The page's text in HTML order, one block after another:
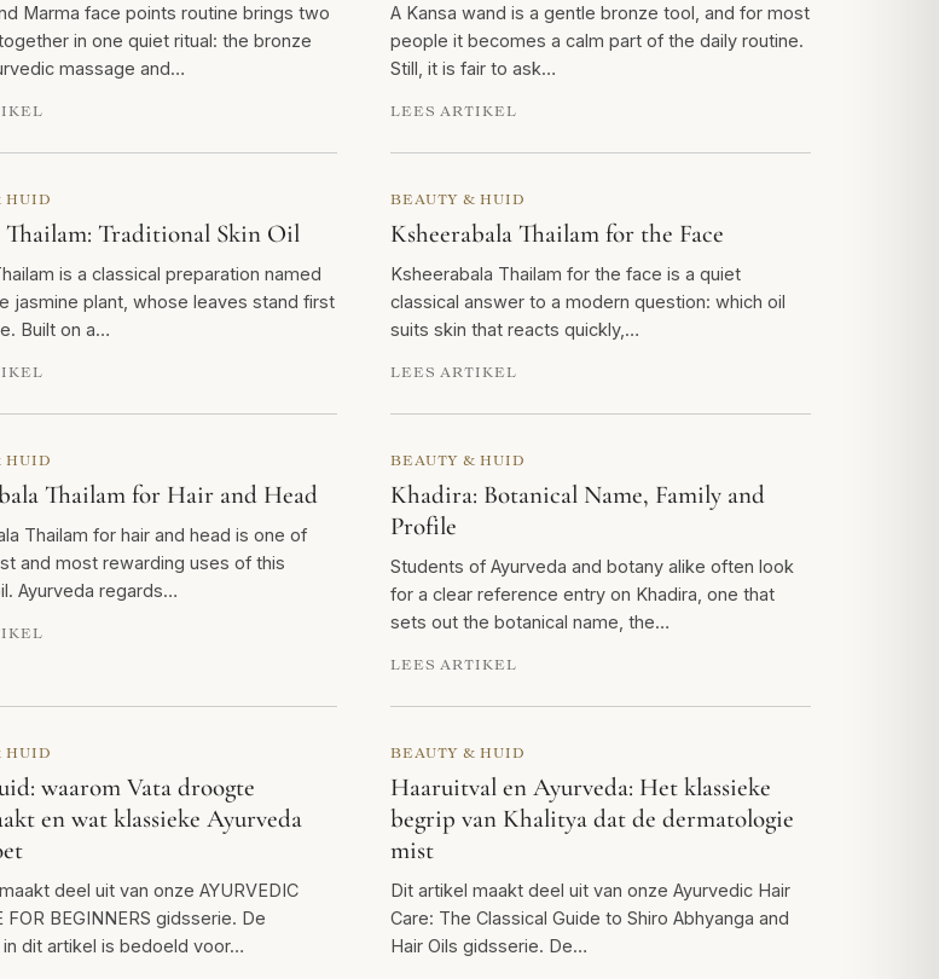
Marma face points routine brings two
in one quiet ritual: the bronze
massage and…
A Kansa wand is a gentle bronze tool, and for most
people it becomes a calm part of the daily routine.
Still, it is fair to ask…
LEES ARTIKEL
HUID
Thailam: Traditional Skin Oil
is a classical preparation named
jasmine plant, whose leaves stand first
Built on a…
BEAUTY & HUID
Ksheerabala Thailam for the Face
Ksheerabala Thailam for the face is a quiet
classical answer to a modern question: which oil
suits skin that reacts quickly,…
LEES ARTIKEL
HUID
Thailam for Hair and Head
Thailam for hair and head is one of
and most rewarding uses of this
Ayurveda regards…
BEAUTY & HUID
Khadira: Botanical Name, Family and
Profile
Students of Ayurveda and botany alike often look
for a clear reference entry on Khadira, one that
sets out the botanical name, the…
LEES ARTIKEL
HUID
waarom Vata droogte
en wat klassieke Ayurveda
deel uit van onze AYURVEDIC
FOR BEGINNERS gidsserie. De
dit artikel is bedoeld voor…
BEAUTY & HUID
Haaruitval en Ayurveda: Het klassieke
begrip van Khalitya dat de dermatologie
mist
Dit artikel maakt deel uit van onze Ayurvedic Hair
Care: The Classical Guide to Shiro Abhyanga and
Hair Oils gidsserie. De…